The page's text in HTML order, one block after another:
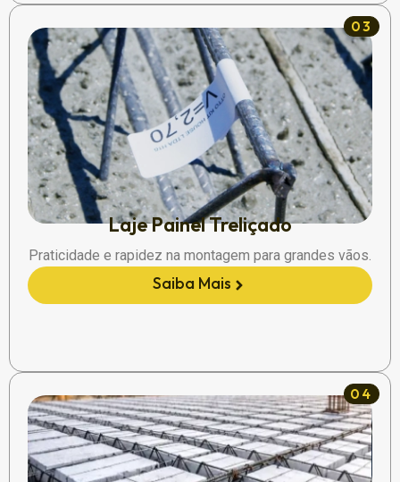
03
Laje Painel Treliçado
Praticidade e rapidez na montagem para grandes vãos.
Saiba Mais
04